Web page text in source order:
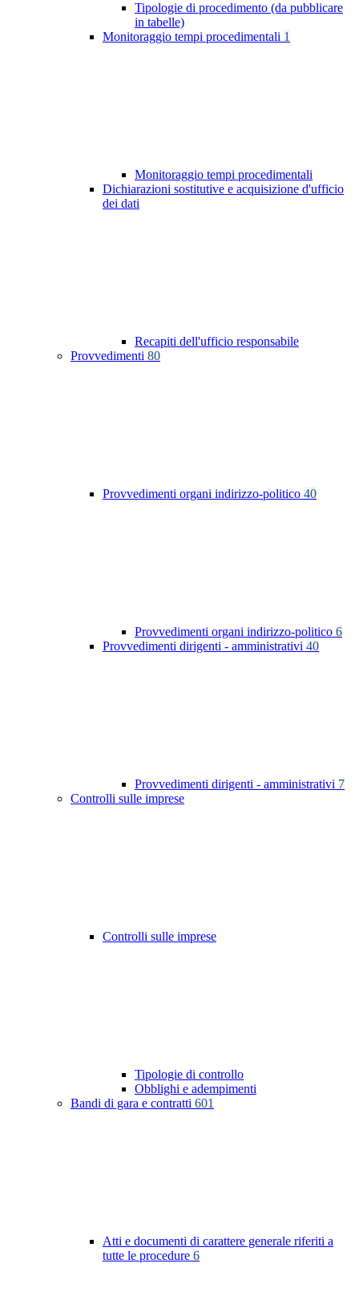
Tipologie di procedimento (da pubblicare
in tabelle)
Monitoraggio tempi procedimentali 1
Monitoraggio tempi procedimentali
Dichiarazioni sostitutive e acquisizione d'ufficio
dei dati
Recapiti dell'ufficio responsabile
Provvedimenti 80
Provvedimenti organi indirizzo-politico 40
Provvedimenti organi indirizzo-politico 6
Provvedimenti dirigenti - amministrativi 40
Provvedimenti dirigenti - amministrativi 7
Controlli sulle imprese
Controlli sulle imprese
Tipologie di controllo
Obblighi e adempimenti
Bandi di gara e contratti 601
Atti e documenti di carattere generale riferiti a
tutte le procedure 6